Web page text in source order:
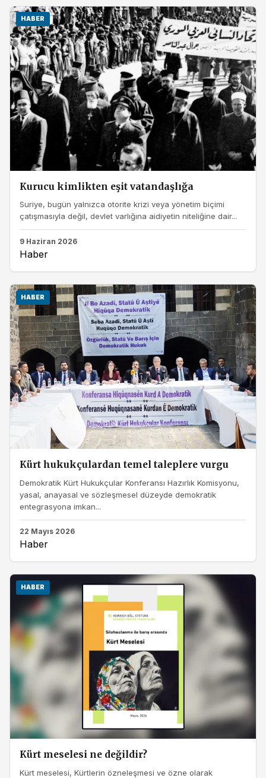
HABER
Kurucu kimlikten eşit vatandaşlığa
Suriye, bugün yalnızca otorite krizi veya yönetim biçimi
çatışmasıyla değil, devlet varlığına aidiyetin niteliğine dair...
9 Haziran 2026
Haber
HABER
Kürt hukukçulardan temel taleplere vurgu
Demokratik Kürt Hukukçular Konferansı Hazırlık Komisyonu,
yasal, anayasal ve sözleşmesel düzeyde demokratik
entegrasyona imkan...
22 Mayıs 2026
Haber
HABER
Kürt meselesi ne değildir?
Kürt meselesi, Kürtlerin özneleşmesi ve özne olarak